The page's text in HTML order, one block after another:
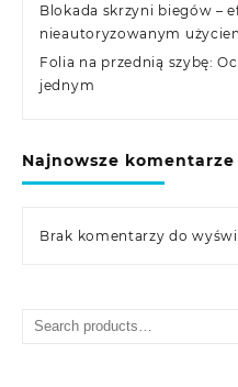
Blokada skrzyni biegów –
nieautoryzowanym
Folia na przednią szybę:
jednym
Najnowsze komentarze
Brak komentarzy do
Search